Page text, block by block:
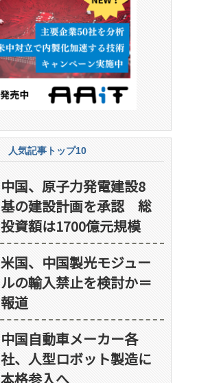
人気記事トップ10
中国、原子力発電建設8
基の建設計画を承認 総
投資額は1700億元規模
米国、中国製光モジュー
ルの輸入禁止を検討か＝
報道
中国自動車メーカー各
社、人型ロボット製造に
本格参入へ